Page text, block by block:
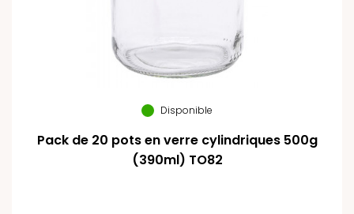
Disponible
Pack de 20 pots en verre cylindriques 500g
(390ml) TO82